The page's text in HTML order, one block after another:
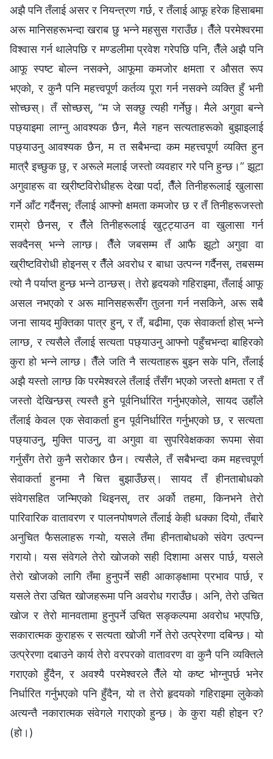
अझै पनि तँलाई असर र नियन्त्रण गर्छ, र तँलाई आफू हरेक हिसाबमा
अरू मानिसहरूभन्दा खराब छु भन्‍ने महसुस गराउँछ। तैँले परमेश्‍वरमा
विश्‍वास गर्न थालेपछि र मण्डलीमा प्रवेश गरेपछि पनि, तैँले अझै पनि
आफू स्पष्ट बोल्न नसक्ने, आफूमा कमजोर क्षमता र औसत रूप
भएको, र कुनै पनि महत्त्वपूर्ण कर्तव्य पूरा गर्न नसक्ने व्यक्ति हुँ भनी
सोच्छस्। तँ सोच्छस्, “म जे सक्छु त्यही गर्नेछु। मैले अगुवा बन्‍ने
पछ्याइमा लाग्नु आवश्यक छैन, मैले गहन सत्यताहरूको बुझाइलाई
पछ्याउनु आवश्यक छैन, म त सबैभन्दा कम महत्त्वपूर्ण व्यक्ति हुन
मात्रै इच्छुक छु, र अरूले मलाई जस्तो व्यवहार गरे पनि हुन्छ।” झूटा
अगुवाहरू वा ख्रीष्टविरोधीहरू देखा पर्दा, तैँले तिनीहरूलाई खुलासा
गर्ने आँट गर्दैनस्; तँलाई आफ्नो क्षमता कमजोर छ र तँ तिनीहरूजस्तो
राम्रो छैनस्, र तैँले तिनीहरूलाई खुट्ट्याउन वा खुलासा गर्न
सक्दैनस् भन्‍ने लाग्छ। तैँले जबसम्म तँ आफै झूटो अगुवा वा
ख्रीष्टविरोधी होइनस् र तैँले अवरोध र बाधा उत्पन्न गर्दैनस्, तबसम्म
त्यो नै पर्याप्त हुन्छ भन्‍ने ठान्छस्। तेरो हृदयको गहिराइमा, तँलाई आफू
असल नभएको र अरू मानिसहरूसँग तुलना गर्न नसकिने, अरू सबै
जना सायद मुक्तिका पात्र हुन्, र तँ, बढीमा, एक सेवाकर्ता होस् भन्‍ने
लाग्छ, र त्यसैले तँलाई सत्यता पछ्याउनु आफ्नो पहुँचभन्दा बाहिरको
कुरा हो भन्‍ने लाग्छ। तैँले जति नै सत्यताहरू बुझ्न सके पनि, तँलाई
अझै यस्तो लाग्छ कि परमेश्‍वरले तँलाई तँसँग भएको जस्तो क्षमता र तँ
जस्तो देखिन्छस् त्यस्तै हुने पूर्वनिर्धारित गर्नुभएकोले, सायद उहाँले
तँलाई केवल एक सेवाकर्ता हुन पूर्वनिर्धारित गर्नुभएको छ, र सत्यता
पछ्याउनु, मुक्ति पाउनु, वा अगुवा वा सुपरिवेक्षकका रूपमा सेवा
गर्नुसँग तेरो कुनै सरोकार छैन। त्यसैले, तँ सबैभन्दा कम महत्त्वपूर्ण
सेवाकर्ता हुनमा नै चित्त बुझाउँछस्। सायद तँ हीनताबोधको
संवेगसहित जन्मिएको थिइनस्, तर अर्को तहमा, किनभने तेरो
पारिवारिक वातावरण र पालनपोषणले तँलाई केही धक्का दियो, तँबारे
अनुचित फैसलाहरू गऱ्यो, यसले तँमा हीनताबोधको संवेग उत्पन्न
गरायो। यस संवेगले तेरो खोजको सही दिशामा असर पार्छ, यसले
तेरो खोजको लागि तँमा हुनुपर्ने सही आकाङ्क्षामा प्रभाव पार्छ, र
यसले तेरा उचित खोजहरूमा पनि अवरोध गराउँछ। अनि, तेरो उचित
खोज र तेरो मानवतामा हुनुपर्ने उचित सङ्कल्पमा अवरोध भएपछि,
सकारात्मक कुराहरू र सत्यता खोजी गर्ने तेरो उत्प्रेरणा दबिन्छ। यो
उत्प्रेरणा दबाउने कार्य तेरो वरपरको वातावरण वा कुनै पनि व्यक्तिले
गराएको हुँदैन, र अवश्यै परमेश्‍वरले तैँले यो कष्ट भोग्‍नुपर्छ भनेर
निर्धारित गर्नुभएको पनि हुँदैन, यो त तेरो हृदयको गहिराइमा लुकेको
अत्यन्तै नकारात्मक संवेगले गराएको हुन्छ। के कुरा यही होइन र?
(हो।)